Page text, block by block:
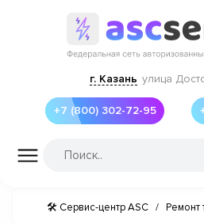
г. Казань улица
+7 (800) 302-72-95
🛠 Сервис-центр ASC / Ремонт